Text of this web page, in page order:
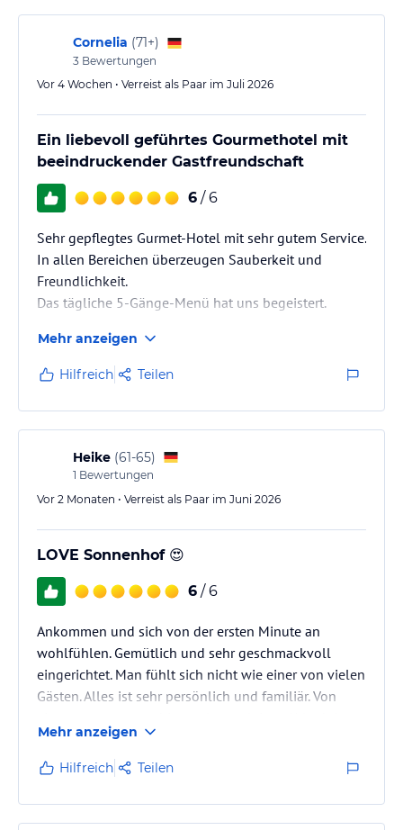
Cornelia (71+)
3 Bewertungen
Vor 4 Wochen • Verreist als Paar im Juli 2026
Ein liebevoll geführtes Gourmethotel mit
beeindruckender Gastfreundschaft
6 / 6
Sehr gepflegtes Gurmet-Hotel mit sehr gutem Service.
In allen Bereichen überzeugen Sauberkeit und
Freundlichkeit.
Das tägliche 5-Gänge-Menü hat uns begeistert.
Mehr anzeigen
Hilfreich Teilen
Heike (61-65)
1 Bewertungen
Vor 2 Monaten • Verreist als Paar im Juni 2026
LOVE Sonnenhof 😍
6 / 6
Ankommen und sich von der ersten Minute an
wohlfühlen. Gemütlich und sehr geschmackvoll
eingerichtet. Man fühlt sich nicht wie einer von vielen
Gästen. Alles ist sehr persönlich und familiär. Von
hier alles möglich 🤩
Mehr anzeigen
Hilfreich Teilen